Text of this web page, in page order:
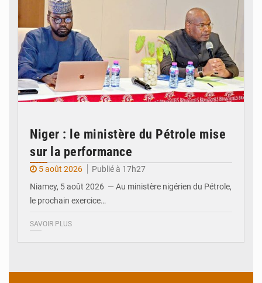
Niger : le ministère du Pétrole mise
sur la performance
5 août 2026
Publié à 17h27
Niamey, 5 août 2026 — Au ministère nigérien du Pétrole,
le prochain exercice…
SAVOIR PLUS